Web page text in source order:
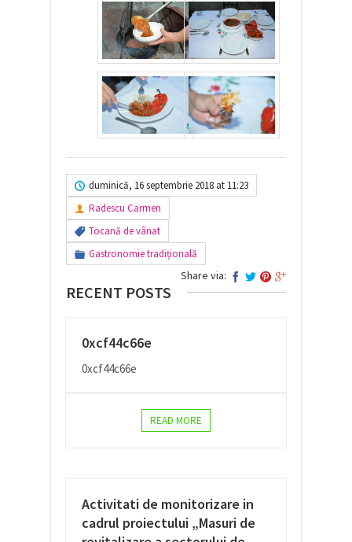
duminică, 16 septembrie 2018 at 11:23
Radescu Carmen
Tocană de vânat
Gastronomie tradițională
Share via:
RECENT POSTS
0xcf44c66e
0xcf44c66e
READ MORE
Activitati de monitorizare in
cadrul proiectului „Masuri de